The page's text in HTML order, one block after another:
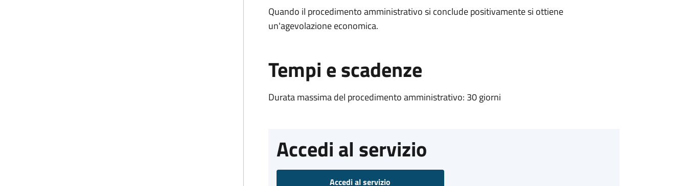
Quando il procedimento amministrativo si conclude positivamente si ottiene
un'agevolazione economica.
Tempi e scadenze
Durata massima del procedimento amministrativo: 30 giorni
Accedi al servizio
Accedi al servizio